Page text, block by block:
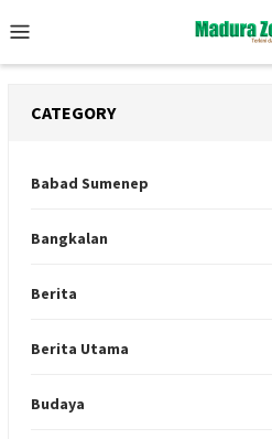
to
Menu
CATEGORY
Babad Sumenep
Bangkalan
Berita
Berita Utama
Budaya